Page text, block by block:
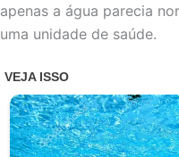
apenas a água parecia
uma unidade de saúde.